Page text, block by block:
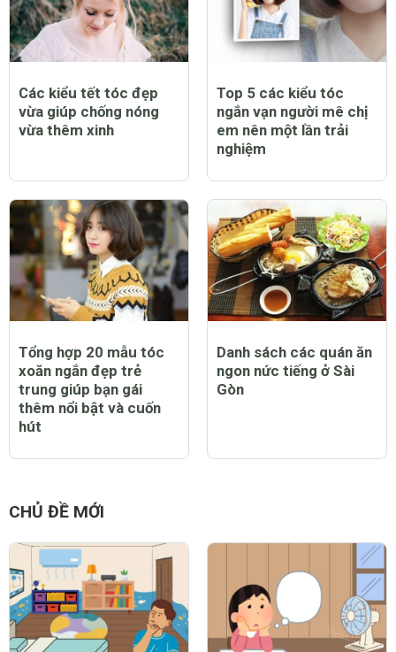
Các kiểu tết tóc đẹp
vừa giúp chống nóng
vừa thêm xinh
Top 5 các kiểu tóc
ngắn vạn người mê chị
em nên một lần trải
nghiệm
Tổng hợp 20 mẫu tóc
xoăn ngắn đẹp trẻ
trung giúp bạn gái
thêm nổi bật và cuốn
hút
Danh sách các quán ăn
ngon nức tiếng ở Sài
Gòn
CHỦ ĐỀ MỚI